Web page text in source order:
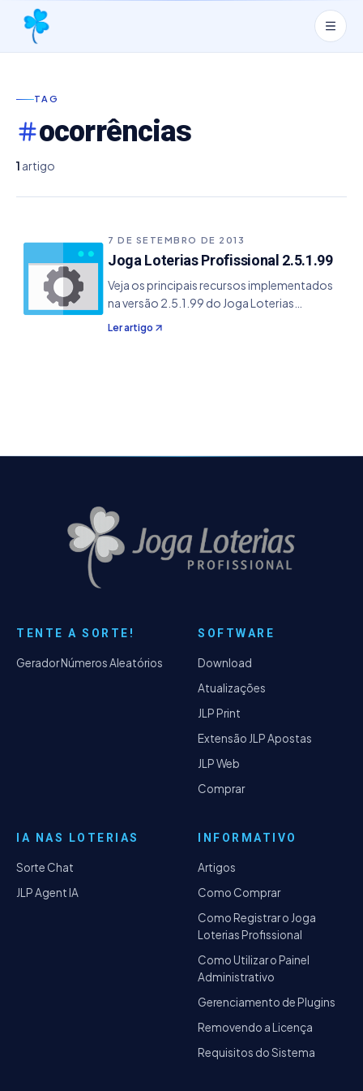
TAG
ocorrências
1 artigo
7 DE SETEMBRO DE 2013
Joga Loterias Profissional 2.5.1.99
Veja os principais recursos implementados
na versão 2.5.1.99 do Joga Loterias
Profissional. - Adicionado a ocorrência de
dezenas no módulo de Estatísticas -
Ler artigo
TENTE A SORTE!
Gerador Números Aleatórios
SOFTWARE
Download
Atualizações
JLP Print
Extensão JLP Apostas
JLP Web
Comprar
IA NAS LOTERIAS
Sorte Chat
JLP Agent IA
INFORMATIVO
Artigos
Como Comprar
Como Registrar o Joga
Loterias Profissional
Como Utilizar o Painel
Administrativo
Gerenciamento de Plugins
Removendo a Licença
Requisitos do Sistema